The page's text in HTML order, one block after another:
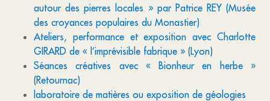
autour des pierres locales » par Patrice REY (Musée
des croyances populaires du Monastier)
Ateliers, performance et exposition avec Charlotte
GIRARD de « l’imprévisible fabrique » (Lyon)
Séances créatives avec « Bionheur en herbe »
(Retournac)
laboratoire de matières ou exposition de géologies